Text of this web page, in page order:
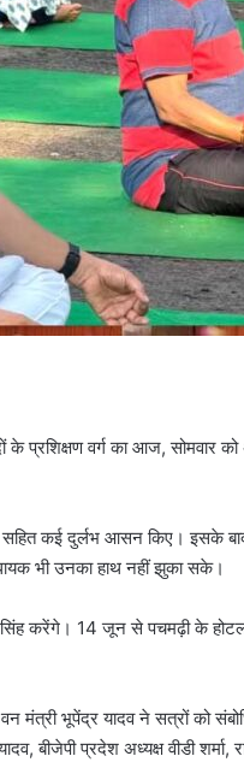
के प्रशिक्षण वर्ग का आज,
सहित कई दुर्लभ आसन किए। इसके
भी उनका हाथ नहीं झुका सके।
सिंह करेंगे। 14 जून से पचमढ़ी के
मंत्री भूपेंद्र यादव ने सत्रों को
बीजेपी प्रदेश अध्यक्ष वीडी